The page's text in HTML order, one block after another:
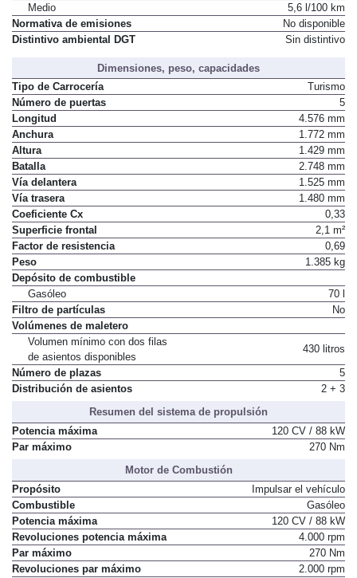
Medio
5,6 l/100 km
Normativa de emisiones
No disponible
Distintivo ambiental DGT
Sin distintivo
Dimensiones, peso, capacidades
Tipo de Carrocería
Turismo
Número de puertas
5
Longitud
4.576 mm
Anchura
1.772 mm
Altura
1.429 mm
Batalla
2.748 mm
Vía delantera
1.525 mm
Vía trasera
1.480 mm
Coeficiente Cx
0,33
Superficie frontal
2,1 m²
Factor de resistencia
0,69
Peso
1.385 kg
Depósito de combustible
Gasóleo
70 l
Filtro de partículas
No
Volúmenes de maletero
Volumen mínimo con dos filas
de asientos disponibles
430 litros
Número de plazas
5
Distribución de asientos
2 + 3
Resumen del sistema de propulsión
Potencia máxima
120 CV / 88 kW
Par máximo
270 Nm
Motor de Combustión
Propósito
Impulsar el vehículo
Combustible
Gasóleo
Potencia máxima
120 CV / 88 kW
Revoluciones potencia máxima
4.000 rpm
Par máximo
270 Nm
Revoluciones par máximo
2.000 rpm